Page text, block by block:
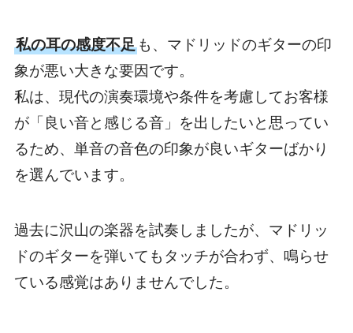
私の耳の感度不足も、マドリッドのギターの印
象が悪い大きな要因です。
私は、現代の演奏環境や条件を考慮してお客様
が「良い音と感じる音」を出したいと思ってい
るため、単音の音色の印象が良いギターばかり
を選んでいます。
過去に沢山の楽器を試奏しましたが、マドリッ
ドのギターを弾いてもタッチが合わず、鳴らせ
ている感覚はありませんでした。